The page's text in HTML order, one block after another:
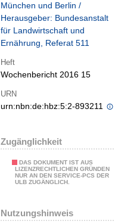
München und Berlin /
Herausgeber: Bundesanstalt
für Landwirtschaft und
Ernährung, Referat 511
Heft
Wochenbericht 2016 15
URN
urn:nbn:de:hbz:5:2-893211
Zugänglichkeit
DAS DOKUMENT IST AUS
LIZENZRECHTLICHEN GRÜNDEN
NUR AN DEN SERVICE-PCS DER
ULB ZUGÄNGLICH.
Nutzungshinweis